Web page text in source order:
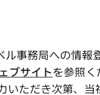
事務局への情報
ブサイトを参照く
いただき次第、当